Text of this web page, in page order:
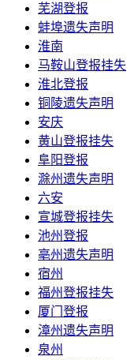
芜湖登报
蚌埠遗失声明
淮南
马鞍山登报挂失
淮北登报
铜陵遗失声明
安庆
黄山登报挂失
阜阳登报
滁州遗失声明
六安
宣城登报挂失
池州登报
亳州遗失声明
宿州
福州登报挂失
厦门登报
漳州遗失声明
泉州